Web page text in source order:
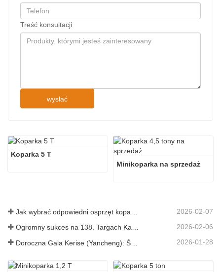
Treść konsultacji
wysłać
Koparka 5 T
Minikoparka na sprzedaż
2026-02-07
Ogromny sukces na 138. Targach Kantońskich! 2026-02-06
2026-01-28